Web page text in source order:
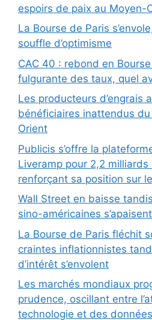
espoirs de paix au Moyen-
La Bourse de Paris
souffle d’optimisme
CAC 40 : rebond en
fulgurante des taux, quel
Les producteurs d’engrais
bénéficiaires inattendus
Orient
Publicis s’offre la
Liveramp pour 2,2 milliards
renforçant sa position sur
Wall Street en baisse
sino-américaines s’apaisent
La Bourse de Paris fléchit
craintes inflationnistes
d’intérêt s’envolent
Les marchés mondiaux
prudence, oscillant entre
technologie et des